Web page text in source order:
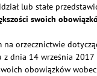
lub stałe
swoich
na orzecznictwie
dnia 14 września
obowiązków